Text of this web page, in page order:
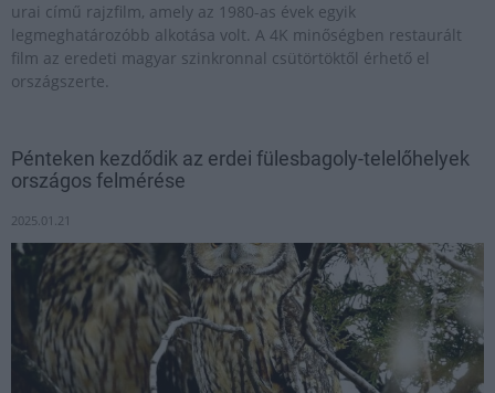
urai című rajzfilm, amely az 1980-as évek egyik
legmeghatározóbb alkotása volt. A 4K minőségben restaurált
film az eredeti magyar szinkronnal csütörtöktől érhető el
országszerte.
Pénteken kezdődik az erdei fülesbagoly-telelőhelyek
országos felmérése
2025.01.21